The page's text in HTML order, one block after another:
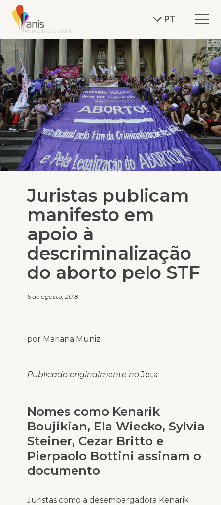
PT
Juristas publicam
manifesto em
apoio à
descriminalização
do aborto pelo STF
6 de agosto, 2018
por Mariana Muniz
Publicado originalmente no Jota
Nomes como Kenarik
Boujikian, Ela Wiecko, Sylvia
Steiner, Cezar Britto e
Pierpaolo Bottini assinam o
documento
Juristas como a desembargadora Kenarik